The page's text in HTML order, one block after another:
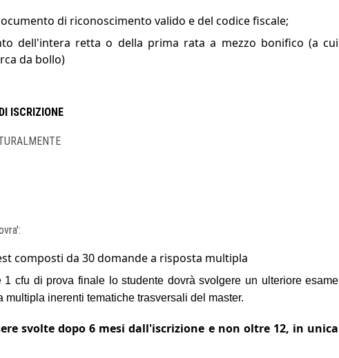
di riconoscimento valido e del codice fiscale;
dell'intera retta o della prima rata a mezzo bonifico (a cui
da bollo)
ISCRIZIONE
composti da 30 domande a risposta multipla
1 cfu di prova finale lo studente dovrà svolgere un ulteriore esame
multipla inerenti tematiche trasversali del master.
svolte dopo 6 mesi dall'iscrizione e non oltre 12, in unica